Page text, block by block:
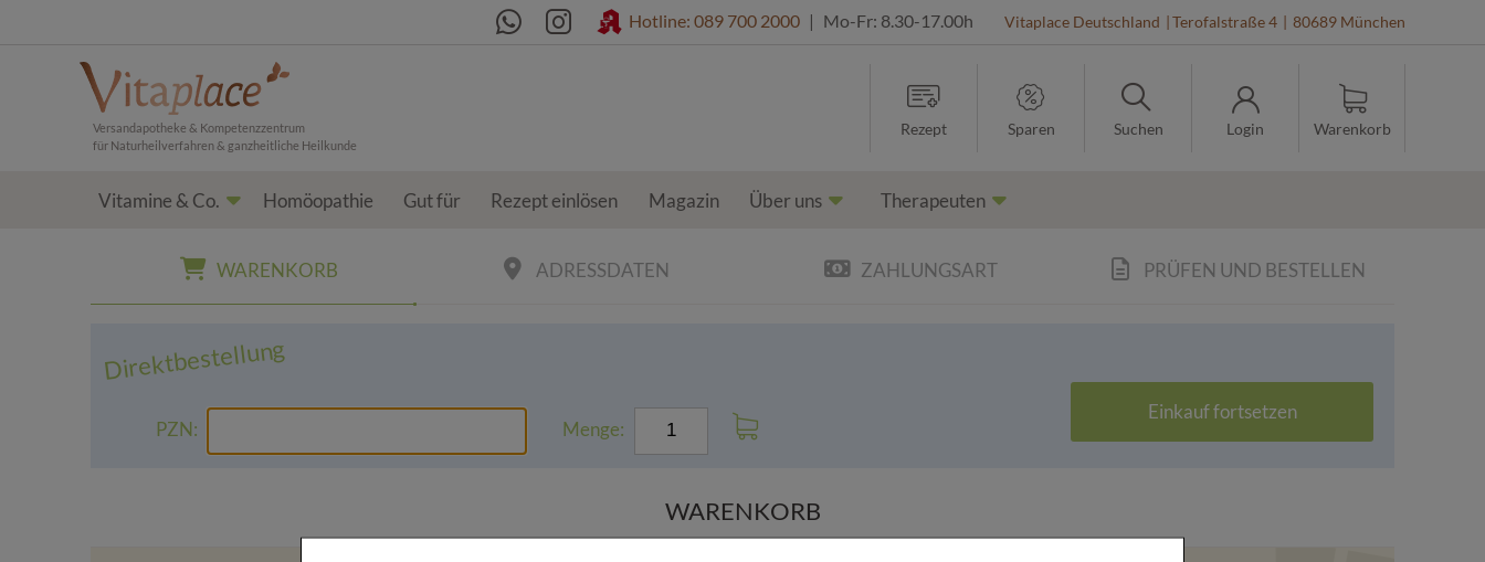
Hotline: 089 700 2000 | Mo-Fr: 8.30-17.00h Vitaplace Deutschland |Terofalstraße 4 | 80689 München
Versandapotheke & Kompetenzzentrum
für Naturheilverfahren & ganzheitliche Heilkunde
Rezept Sparen Suchen Login Warenkorb
Vitamine & Co. Homöopathie Gut für Rezept einlösen Magazin Über uns Therapeuten
WARENKORB ADRESSDATEN ZAHLUNGSART PRÜFEN UND BESTELLEN
Einkauf fortsetzen
Direktbestellung
PZN: Menge:
WARENKORB